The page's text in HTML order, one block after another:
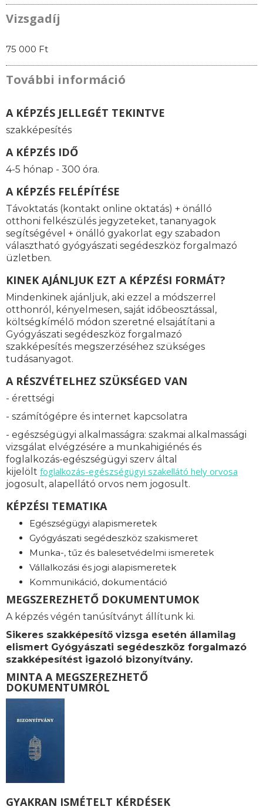
Vizsgadíj
75 000 Ft
További információ
A KÉPZÉS JELLEGÉT TEKINTVE
szakképesítés
A KÉPZÉS IDŐ
4-5 hónap - 300 óra.
A KÉPZÉS FELÉPÍTÉSE
Távoktatás (kontakt online oktatás) + önálló
otthoni felkészülés jegyzeteket, tananyagok
segítségével + önálló gyakorlat egy szabadon
választható gyógyászati segédeszköz forgalmazó
üzletben.
KINEK AJÁNLJUK EZT A KÉPZÉSI FORMÁT?
Mindenkinek ajánljuk, aki ezzel a módszerrel
otthonról, kényelmesen, saját időbeosztással,
költségkímélő módon szeretné elsajátítani a
Gyógyászati segédeszköz forgalmazó
szakképesítés megszerzéséhez szükséges
tudásanyagot.
A RÉSZVÉTELHEZ SZÜKSÉGED VAN
- érettségi
- számítógépre és internet kapcsolatra
- egészségügyi alkalmasságra: szakmai alkalmassági
vizsgálat elvégzésére a munkahigiénés és
foglalkozás-egészségügyi szerv által
kijelölt foglalkozás-egészségügyi szakellátó hely orvosa
jogosult, alapellátó orvos nem jogosult.
KÉPZÉSI TEMATIKA
Egészségügyi alapismeretek
Gyógyászati segédeszköz szakismeret
Munka-, tűz és balesetvédelmi ismeretek
Vállalkozási és jogi alapismeretek
Kommunikáció, dokumentáció
MEGSZEREZHETŐ DOKUMENTUMOK
A képzés végén tanúsítványt állítunk ki.
Sikeres szakképesítő vizsga esetén államilag
elismert Gyógyászati segédeszköz forgalmazó
szakképesítést igazoló bizonyítvány.
MINTA A MEGSZEREZHETŐ
DOKUMENTUMRÓL
GYAKRAN ISMÉTELT KÉRDÉSEK